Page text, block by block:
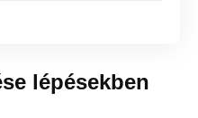
lépésekben